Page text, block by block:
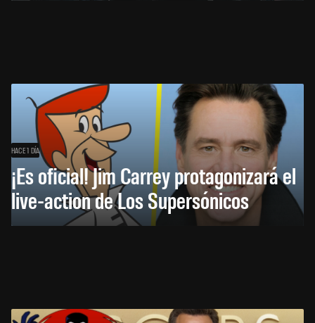
HACE 1 DÍA
¡Es oficial! Jim Carrey protagonizará el
live-action de Los Supersónicos